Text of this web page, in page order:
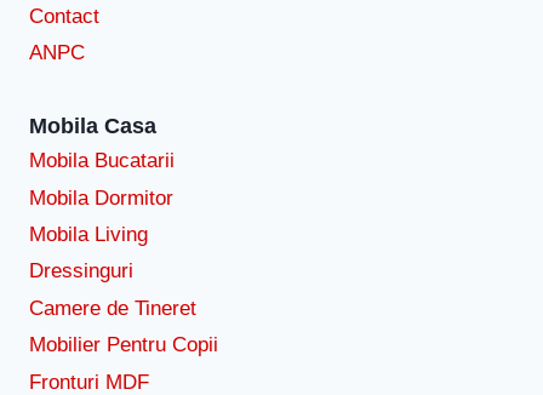
Contact
ANPC
Mobila Casa
Mobila Bucatarii
Mobila Dormitor
Mobila Living
Dressinguri
Camere de Tineret
Mobilier Pentru Copii
Fronturi MDF